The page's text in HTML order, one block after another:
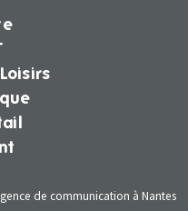
de communication à Nantes